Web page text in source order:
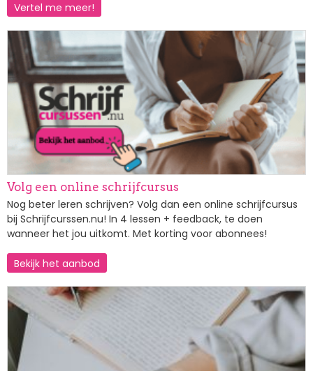
Vertel me meer!
Afbeelding
Volg een online schrijfcursus
Nog beter leren schrijven? Volg dan een online schrijfcursus
bij Schrijfcurssen.nu! In 4 lessen + feedback, te doen
wanneer het jou uitkomt. Met korting voor abonnees!
Bekijk het aanbod
Afbeelding